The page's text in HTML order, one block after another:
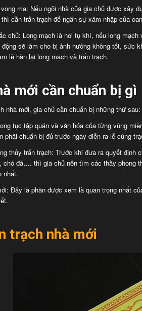
ma: Nếu ngôi nhà của gia chủ được
cần trấn trạch để ngăn sự xâm nhập của
chủ: Long mạch là nơi tụ khí, nếu long
sẽ làm cho bị ảnh hưởng không tốt,
lễ hàn lại long mạch và trấn trạch.
mới cần chuẩn bị gì
nhà mới, gia chủ cần chuẩn bị những thứ sau:
tục tập quán và văn hóa của từng vùng
phải chuẩn bị đủ trước ngày diễn ra lễ cúng
thủy trấn trạch: Trước khi đưa ra quyết
đá…. thì gia chủ nên tìm các thầy phong
nhất.
Đây là phần được xem là quan trọng nhất
trạch nhà mới